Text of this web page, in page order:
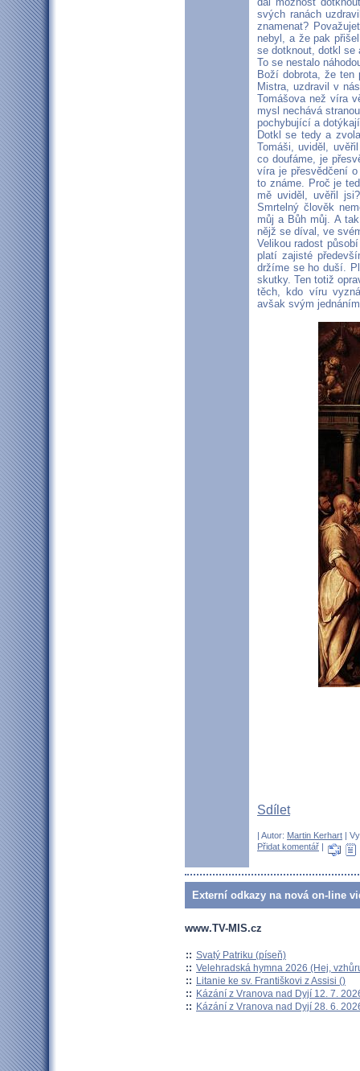
svých ranách
znamenat?
nebyl, a že pak
se dotknout, dotkl se
To se nestalo
Boží dobrota, že
Mistra, uzdravil v
Tomášova než víra
mysl nechává
pochybující a
Dotkl se tedy a
Tomáši, uviděl,
co doufáme, je
víra je přesvědčení
to známe. Proč je
mě uviděl, uvěřil
Smrtelný člověk
můj a Bůh můj. A
nějž se díval, ve
Velikou radost
platí zajisté
držíme se ho duší.
skutky. Ten totiž
těch, kdo víru
avšak svým
Sdílet
| Autor: Martin Kerhart |
Přidat komentář |
Externí odkazy na nová on-line
www.TV-MIS.cz
:: Svatý Patriku (píseň)
:: Velehradská hymna 2026 (Hej,
:: Litanie ke sv. Františkovi z Assisi ()
:: Kázání z Vranova nad Dyjí 12. 7.
:: Kázání z Vranova nad Dyjí 28. 6.